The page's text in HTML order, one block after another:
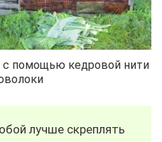
с помощью кедровой нити
лучше скреплять